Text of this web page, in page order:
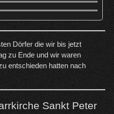
Dörfer die wir bis jetzt
zu Ende und wir waren
entschieden hatten nach
Sankt Peter